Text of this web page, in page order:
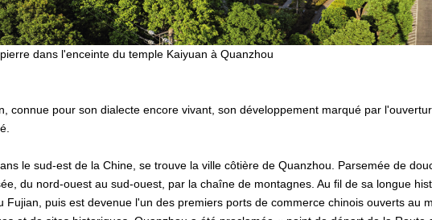
dans l'enceinte du temple Kaiyuan à Quanzhou
connue pour son dialecte encore vivant, son développement marqué par
le sud-est de la Chine, se trouve la ville côtière de Quanzhou. Parsemée de
du nord-ouest au sud-ouest, par la chaîne de montagnes. Au fil de sa longue
Fujian, puis est devenue l'un des premiers ports de commerce chinois ouverts au